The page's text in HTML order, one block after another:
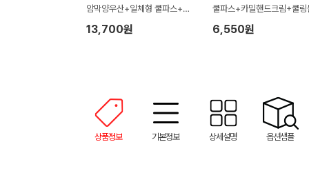
암막양우산+일체형 쿨파스+모
기약 쿨액+LG퓨어더마 선크림)
13,700원
쿨파스+카밀핸드크림+쿨링
슈+아쿠아 쿨토시)
6,550원
상품정보 기본정보 상세설명 옵션샘플